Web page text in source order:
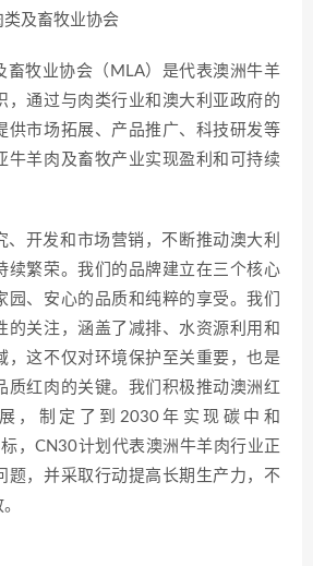
及畜牧业协会
畜牧业协会（MLA）是代表澳洲牛羊
，通过与肉类行业和澳大利亚政府的
供市场拓展、产品推广、科技研发等
牛羊肉及畜牧产业实现盈利和可持续
、开发和市场营销，不断推动澳大利
续繁荣。我们的品牌建立在三个核心
园、安心的品质和纯粹的享受。我们
的关注，涵盖了减排、水资源利用和
，这不仅对环境保护至关重要，也是
质红肉的关键。我们积极推动澳洲红
，制定了到2030年实现碳中和
标，CN30计划代表澳洲牛羊肉行业正
题，并采取行动提高长期生产力，不